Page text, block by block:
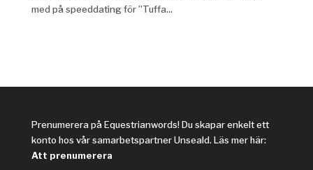
med på speeddating för ”Tuffa...
Prenumerera på Equestrianwords! Du skapar enkelt ett
konto hos vår samarbetspartner Unseald. Läs mer här:
Att prenumerera